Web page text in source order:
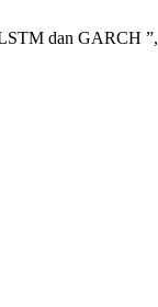
dan GARCH ”,